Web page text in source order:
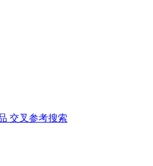
交叉参考搜索